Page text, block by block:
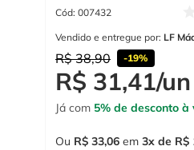
Cód: 007432
Vendido e entregue por: LF
R$ 38,90 -19%
R$ 31,41/un
Já com 5% de desconto à
Ou R$ 33,06 em 3 R$